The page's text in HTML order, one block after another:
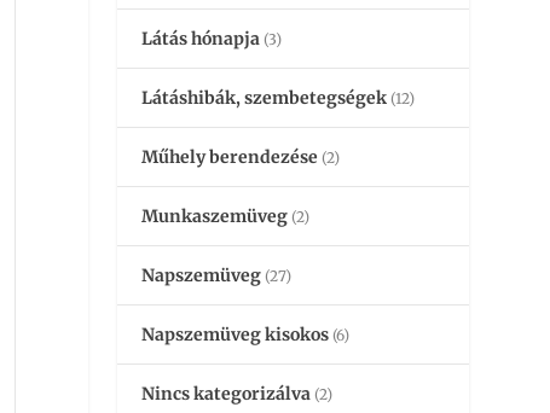
Látás hónapja (3)
Látáshibák, szembetegségek (12)
Műhely berendezése (2)
Munkaszemüveg (2)
Napszemüveg (27)
Napszemüveg kisokos (6)
Nincs kategorizálva (2)